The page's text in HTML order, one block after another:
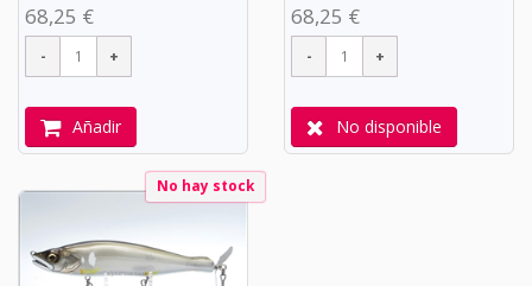
68,25 €
Añadir
68,25 €
No disponible
No hay stock